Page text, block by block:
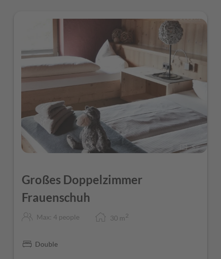
5
Großes Doppelzimmer
Frauenschuh
Max: 4 people 30 m 2
Double